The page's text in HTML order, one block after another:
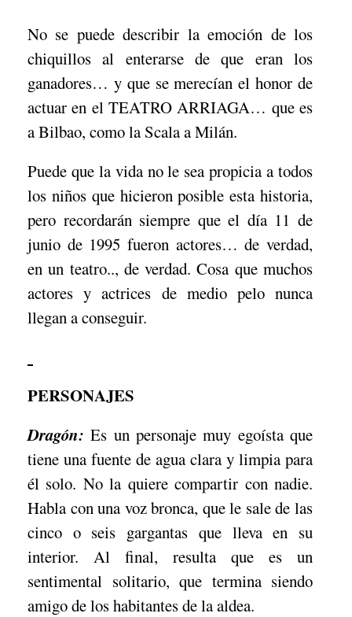
No se puede describir la emoción de los
chiquillos al enterarse de que eran los
ganadores… y que se merecían el honor de
actuar en el TEATRO ARRIAGA… que es
a Bilbao, como la Scala a Milán.
Puede que la vida no le sea propicia a todos
los niños que hicieron posible esta historia,
pero recordarán siempre que el día 11 de
junio de 1995 fueron actores… de verdad,
en un teatro.., de verdad. Cosa que muchos
actores y actrices de medio pelo nunca
llegan a conseguir.
PERSONAJES
Dragón: Es un personaje muy egoísta que
tiene una fuente de agua clara y limpia para
él solo. No la quiere compartir con nadie.
Habla con una voz bronca, que le sale de las
cinco o seis gargantas que lleva en su
interior. Al final, resulta que es un
sentimental solitario, que termina siendo
amigo de los habitantes de la aldea.